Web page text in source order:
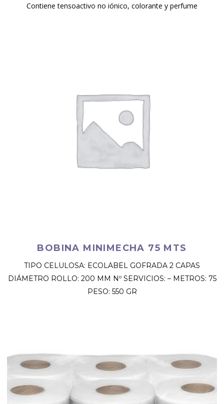
Contiene tensoactivo no iónico, colorante y perfume
BOBINA MINIMECHA 75 MTS
TIPO CELULOSA: ECOLABEL GOFRADA 2 CAPAS
DIÁMETRO ROLLO: 200 MM Nº SERVICIOS: – METROS: 75
PESO: 550 GR